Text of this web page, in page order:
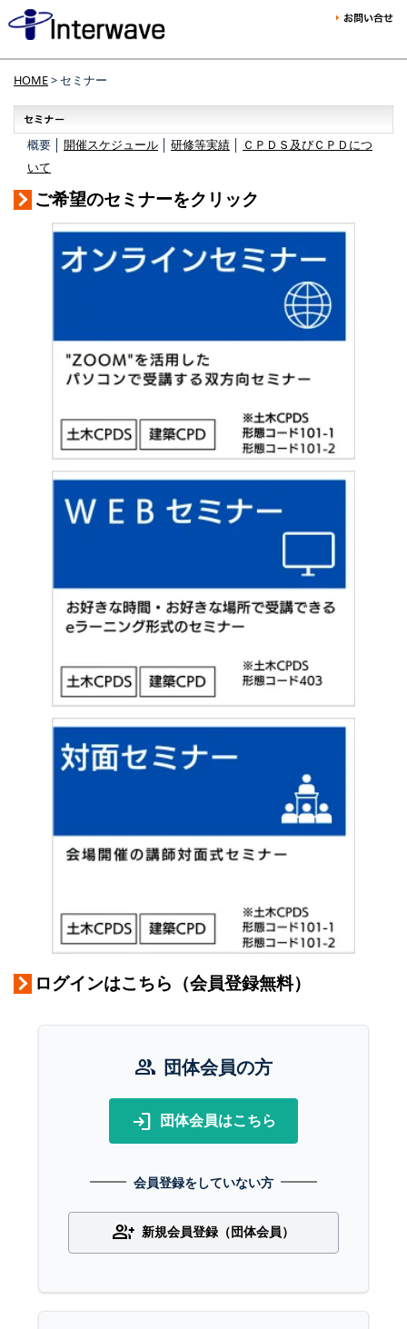
HOME> セミナー
概要 │ 開催スケジュール 研修等実績
ＣＰＤＳ及びＣＰＤにつ
いて
ご希望のセミナーをクリック
ログインはこちら（会員登録無料）
group 団体会員の方
login 団体会員はこちら
会員登録をしていない方
group_add 新規会員登録（団体会員）